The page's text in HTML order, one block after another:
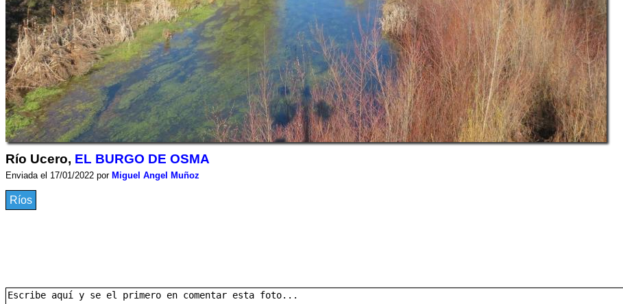
Río Ucero, EL BURGO DE OSMA
Enviada el 17/01/2022 por Miguel Angel Muñoz
Ríos